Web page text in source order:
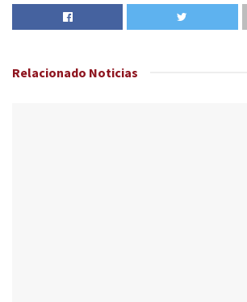
Relacionado Noticias